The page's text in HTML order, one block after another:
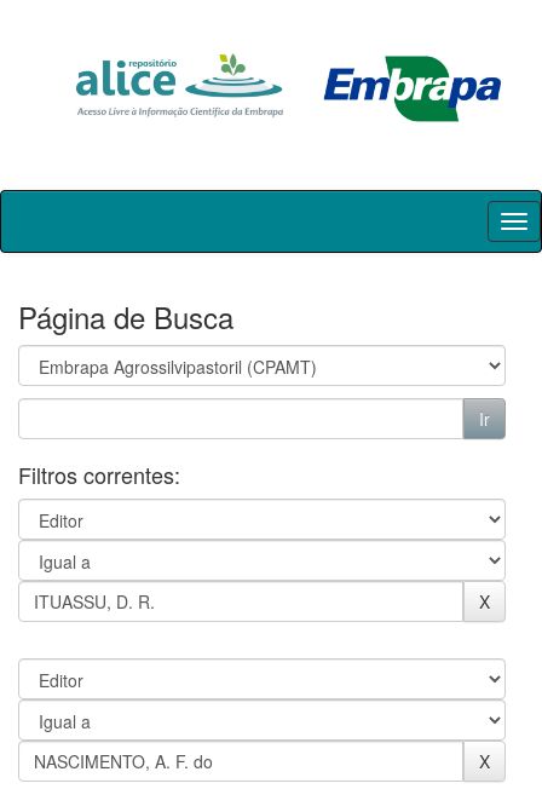
Skip
Página de Busca
Filtros correntes: